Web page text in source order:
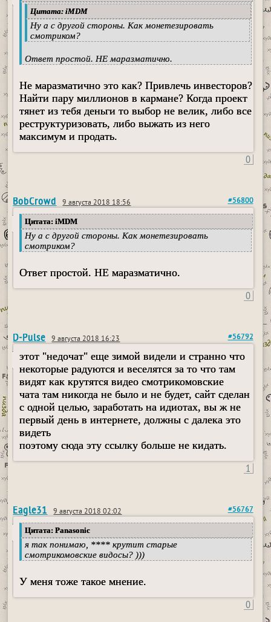
Цитата: iMDM
Ну а с другой стороны. Как монетезировать
смотриком?
Ответ простой. НЕ маразматично.
Не маразматично это как? Привлечь инвесторов?
Найти пару миллионов в кармане? Когда проект
тянет из тебя деньги то выбор не велик, либо все
реструктуризовать, либо выжать из него
максимум и продать.
0
BobCrowd 9 августа 2018 18:56 #56800
Цитата: iMDM
Ну а с другой стороны. Как монетезировать
смотриком?
Ответ простой. НЕ маразматично.
0
D-Pulse 9 августа 2018 16:23 #56792
этот "недочат" еще зимой видели и странно что
некоторые радуются и веселятся за то что там
видят как крутятся видео смотрикомовские
чата там никогда не было и не будет, сайт сделан
с одной целью, заработать на идиотах, вы ж не
первый день в интернете, должны с далека это
видеть
поэтому сюда эту ссылку больше не кидать.
1
Eagle31 9 августа 2018 02:02 #56767
Цитата: Panasonic
я так понимаю, **** крутит старые
смотрикомовские видосы? )))
У меня тоже такое мнение.
0